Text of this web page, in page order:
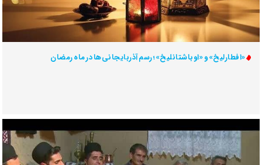
«افطارلیخ» و «اوباشتانلیخ»؛ رسم آذربایجانی‌ها در ماه رمضان